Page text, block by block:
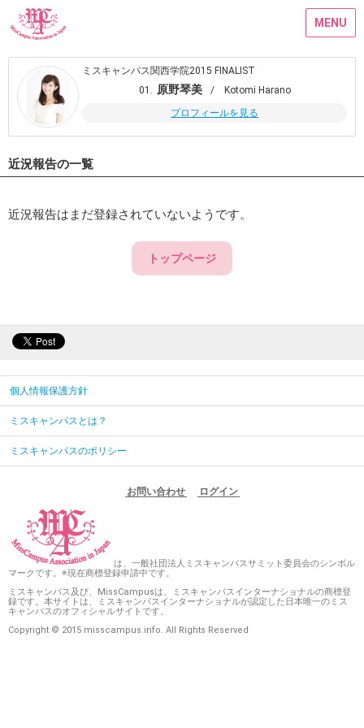
MENU
ミスキャンパス関西学院2015 FINALIST
01. 原野琴美
/ Kotomi Harano
プロフィールを見る
近況報告の一覧
近況報告はまだ登録されていないようです。
トップページ
個人情報保護方針
ミスキャンパスとは？
ミスキャンパスのポリシー
お問い合わせ ログイン
は、一般社団法人ミスキャンパスサミット委員会のシンボル
マークです。※現在商標登録申請中です。
ミスキャンパス及び、MissCampusは、ミスキャンパスインターナショナルの商標登
録です。本サイトは、ミスキャンパスインターナショナルが認定した日本唯一のミス
キャンパスのオフィシャルサイトです。
Copyright © 2015 misscampus.info. All Rights Reserved